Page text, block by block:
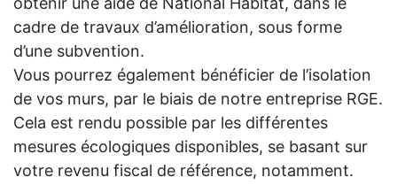
cadre de travaux d’amélioration, sous forme
d’une subvention.
Vous pourrez également bénéficier de l’isolation
de vos murs, par le biais de notre entreprise RGE.
Cela est rendu possible par les différentes
mesures écologiques disponibles, se basant sur
votre revenu fiscal de référence, notamment.